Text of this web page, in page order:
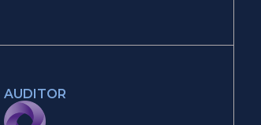
AUDITOR